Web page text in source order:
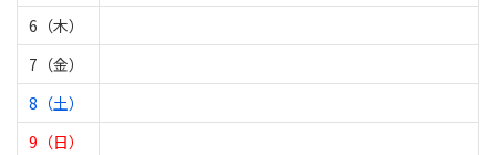
6（木）
7（金）
8（土）
9（日）